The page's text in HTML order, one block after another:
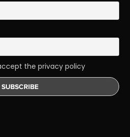
the privacy policy